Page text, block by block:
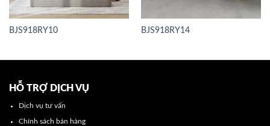
BJS918RY10 BJS918RY14
HỖ TRỢ DỊCH VỤ
Dịch vụ tư vấn
Chính sách bán hàng